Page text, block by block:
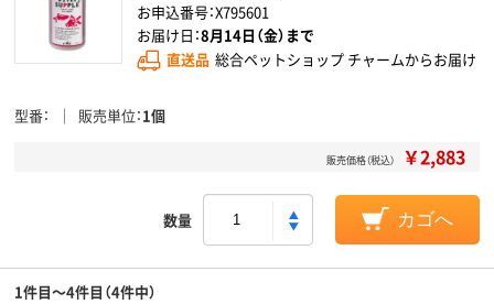
お申込番号：X795601
お届け日：8月14日（金）まで
直送品 総合ペットショップ チャームからお届け
型番 販売単位 1個
販売価格（税込） ￥2,883
数量 カゴへ
1件目～4件目（4件中）